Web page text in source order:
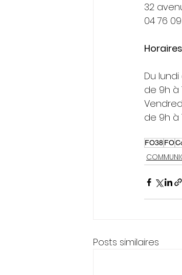
32
04 76
Du
de 9h à
de 9h à
FO38FO
Posts similaires